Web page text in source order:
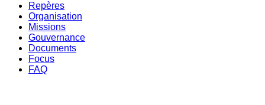
Repères
Organisation
Missions
Gouvernance
Documents
Focus
FAQ